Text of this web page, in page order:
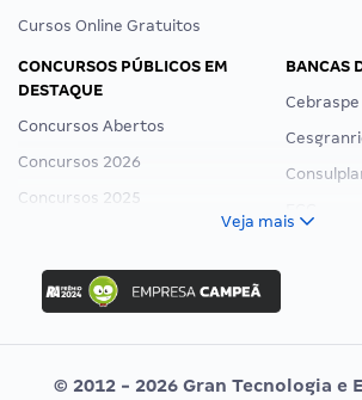
Cursos Online Gratuitos
CONCURSOS PÚBLICOS EM
DESTAQUE
Concursos Abertos
Concursos 2026
Concursos 2025
Concurso Ibama
Concurso MPU
Editais publicados
BANCAS
Cebraspe
Vunesp
Veja mais
© 2012 - 2026 Gran Tecnologia e